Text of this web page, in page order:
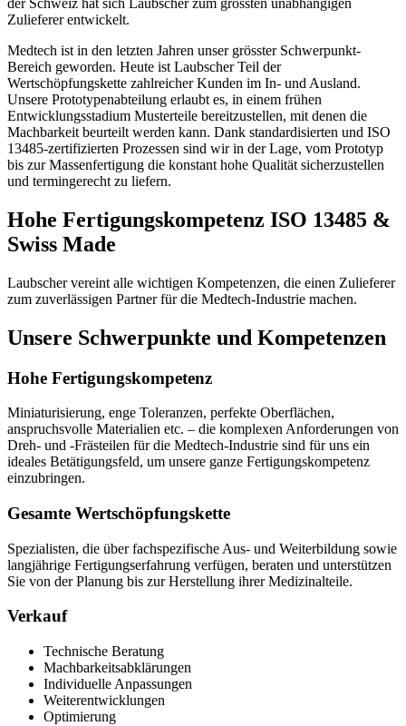
Zulieferer entwickelt.
Medtech ist in den letzten Jahren unser grösster Schwerpunkt-
Bereich geworden. Heute ist Laubscher Teil der
Wertschöpfungskette zahlreicher Kunden im In- und Ausland.
Unsere Prototypenabteilung erlaubt es, in einem frühen
Entwicklungsstadium Musterteile bereitzustellen, mit denen die
Machbarkeit beurteilt werden kann. Dank standardisierten und ISO
13485-zertifizierten Prozessen sind wir in der Lage, vom Prototyp
bis zur Massenfertigung die konstant hohe Qualität sicherzustellen
und termingerecht zu liefern.
Hohe Fertigungskompetenz ISO 13485 &
Swiss Made
Laubscher vereint alle wichtigen Kompetenzen, die einen Zulieferer
zum zuverlässigen Partner für die Medtech-Industrie machen.
Unsere Schwerpunkte und Kompetenzen
Hohe Fertigungskompetenz
Miniaturisierung, enge Toleranzen, perfekte Oberflächen,
anspruchsvolle Materialien etc. – die komplexen Anforderungen von
Dreh- und -Frästeilen für die Medtech-Industrie sind für uns ein
ideales Betätigungsfeld, um unsere ganze Fertigungskompetenz
einzubringen.
Gesamte Wertschöpfungskette
Spezialisten, die über fachspezifische Aus- und Weiterbildung sowie
langjährige Fertigungserfahrung verfügen, beraten und unterstützen
Sie von der Planung bis zur Herstellung ihrer Medizinalteile.
Verkauf
Technische Beratung
Machbarkeitsabklärungen
Individuelle Anpassungen
Weiterentwicklungen
Optimierung